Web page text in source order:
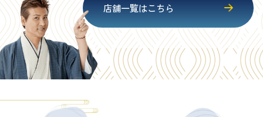
店舗一覧はこちら